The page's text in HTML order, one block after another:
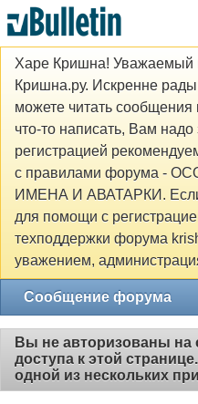
Харе Кришна! Уважаемый
Кришна.ру. Искренне
можете читать
что-то написать, Вам
регистрацией
с правилами форума -
ИМЕНА И АВАТАРКИ. Если
для помощи с
техподдержки форума
уважением,
Сообщение форума
Вы не авторизованы на
доступа к этой
одной из нескольких